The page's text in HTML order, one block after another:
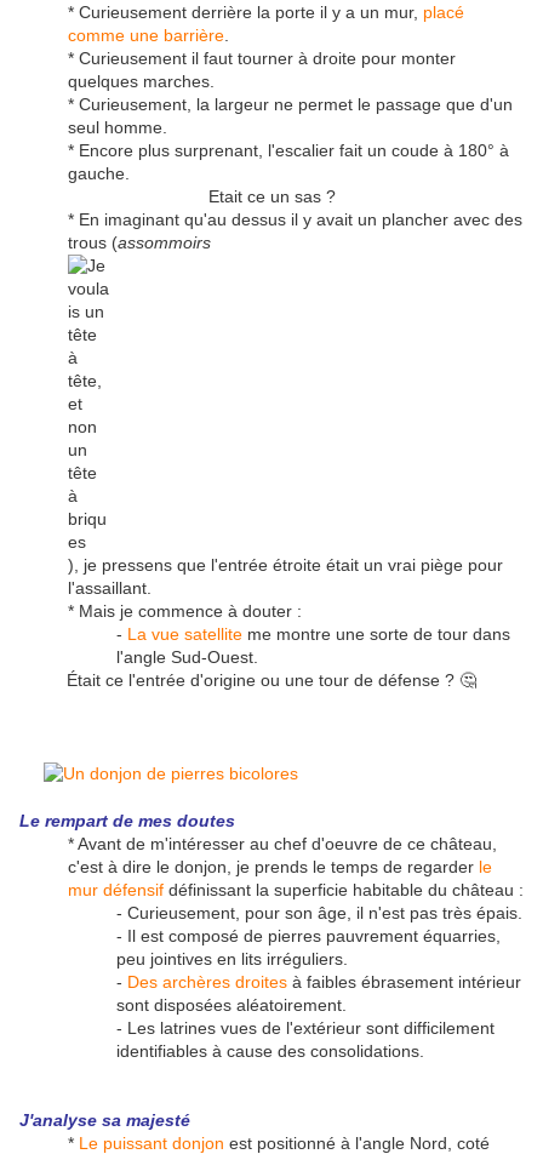
* Curieusement derrière la porte il y a un mur, placé
comme une barrière
* Curieusement il faut tourner à droite pour monter
quelques marches.
* Curieusement, la largeur ne permet le passage que d'un
seul homme.
* Encore plus surprenant, l'escalier fait un coude à 180° à
gauche.
Etait ce un sas ?
* En imaginant qu'au dessus il y avait un plancher avec des
trous (assommoirs
), je pressens que l'entrée étroite était un vrai piège pour
l'assaillant.
* Mais je commence à douter :
- La vue satellite me montre une sorte de tour dans
l'angle Sud-Ouest.
Était ce l'entrée d'origine ou une tour de défense ? 🤔
Le rempart de mes doutes
* Avant de m'intéresser au chef d'oeuvre de ce château,
c'est à dire le donjon, je prends le temps de regarder le
mur défensif définissant la superficie habitable du château :
- Curieusement, pour son âge, il n'est pas très épais.
- Il est composé de pierres pauvrement équarries,
peu jointives en lits irréguliers.
- Des archères droites à faibles ébrasement intérieur
sont disposées aléatoirement.
- Les latrines vues de l'extérieur sont difficilement
identifiables à cause des consolidations.
J'analyse sa majesté
* Le puissant donjon est positionné à l'angle Nord, coté